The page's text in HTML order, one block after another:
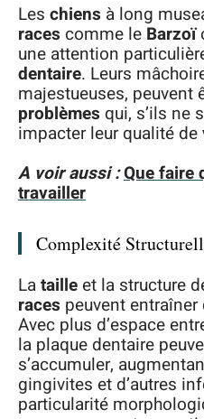
Les chiens à long
races comme le Barzoï
une attention
dentaire. Leurs
majestueuses, peuvent
problèmes qui, s’ils ne
impacter leur qualité de
A voir aussi :Que faire
travailler
Complexité
Latailleet la structure
races peuvent
Avec plus d’espace
la plaque dentaire
s’accumuler,
gingivites et d’autres
particularité